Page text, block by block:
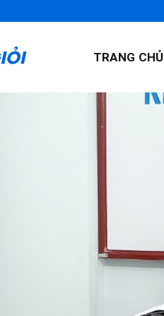
TRANG CHỦ